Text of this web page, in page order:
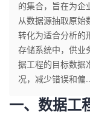
个
人
主
我
的
开
的集合，旨在为企
从数据源抽取原始
转化为适合分析的
存储系统中，供业
据工程的目标数据
况，减少错误和偏
一、数据工